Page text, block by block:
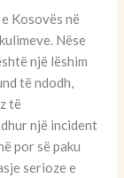
Kosovës në
Nëse
një lëshim
të ndodh,
të
një incident
por së paku
serioze e